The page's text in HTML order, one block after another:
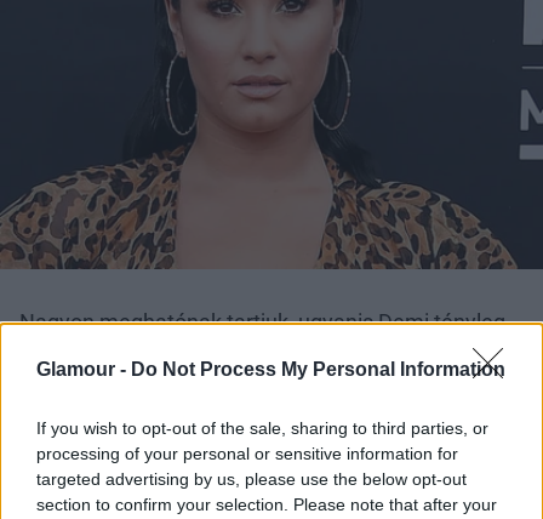
Glamour - Do Not Process My Personal Information
If you wish to opt-out of the sale, sharing to third parties, or
processing of your personal or sensitive information for
targeted advertising by us, please use the below opt-out
section to confirm your selection. Please note that after your
Nagyon meghatónak tartjuk, ugyanis Demi tényleg
egy túlélő, aki bár hozott rossz döntéseket, most úgy
tűnik, végre jó útra tért!